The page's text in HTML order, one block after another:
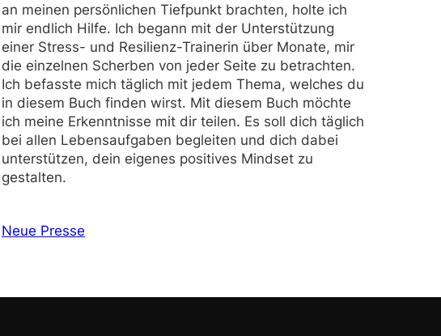
an meinen persönlichen Tiefpunkt brachten, holte ich
mir endlich Hilfe. Ich begann mit der Unterstützung
einer Stress- und Resilienz-Trainerin über Monate, mir
die einzelnen Scherben von jeder Seite zu betrachten.
Ich befasste mich täglich mit jedem Thema, welches du
in diesem Buch finden wirst. Mit diesem Buch möchte
ich meine Erkenntnisse mit dir teilen. Es soll dich täglich
bei allen Lebensaufgaben begleiten und dich dabei
unterstützen, dein eigenes positives Mindset zu
gestalten.
Neue Presse